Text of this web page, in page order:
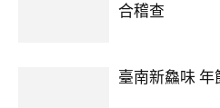
合稽查
臺南新鱻味